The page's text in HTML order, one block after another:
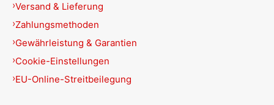
Versand & Lieferung
Zahlungsmethoden
Gewährleistung & Garantien
Cookie-Einstellungen
EU-Online-Streitbeilegung